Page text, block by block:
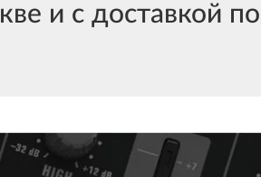
и с доставкой по